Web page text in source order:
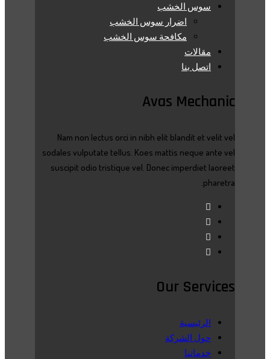
سوس الخشب
اضرار سوس الخشب
مكافحة سوس الخشب
مقالات
اتصل بنا
Avas Mechanic
Nam non lectus orci in nibh elit blandit et velit vel
sodales vulputate tellus. Koes mattis neque ante vel
suscipit odio tristique vel. Donec imperdiet laoreet
pharetra.
Our Services
الرئيسية
حول الشركة
خدماتنا